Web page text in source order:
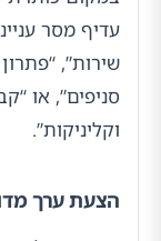
עדיף מסר
שירות”,
סניפים”, או
וקליניקות”.
הצעת ערך